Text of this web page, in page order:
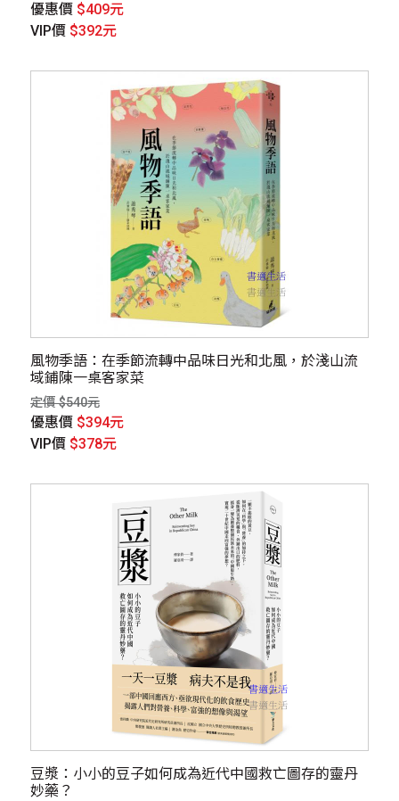
優惠價 $409元
VIP價 $392元
風物季語：在季節流轉中品味日光和北風，於淺山流
域鋪陳一桌客家菜
定價 $540元
優惠價 $394元
VIP價 $378元
豆漿：小小的豆子如何成為近代中國救亡圖存的靈丹
妙藥？